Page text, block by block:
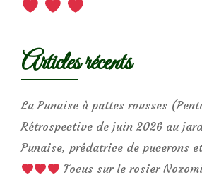
Articles récents
La Punaise à pattes rousses
Rétrospective de juin 2026 au
Punaise, prédatrice de pucerons
Focus sur le rosier